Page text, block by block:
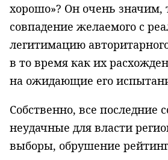
хорошо»? Он очень значим,
совпадение желаемого с
легитимацию
в то время как их
на ожидающие его
Собственно, все последние
неудачные для власти
выборы, обрушение